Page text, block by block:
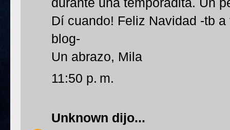
Dí cuando! Feliz Navidad -tb
blog-
Un abrazo, Mila
11:50 p. m.
Unknown dijo...